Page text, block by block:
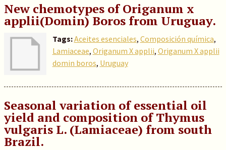
New chemotypes of Origanum x
applii(Domin) Boros from Uruguay.
Tags:Aceites esenciales, Composición química,
Lamiaceae, Origanum X applii, Origanum X applii
domin boros, Uruguay
Seasonal variation of essential oil
yield and composition of Thymus
vulgaris L. (Lamiaceae) from south
Brazil.